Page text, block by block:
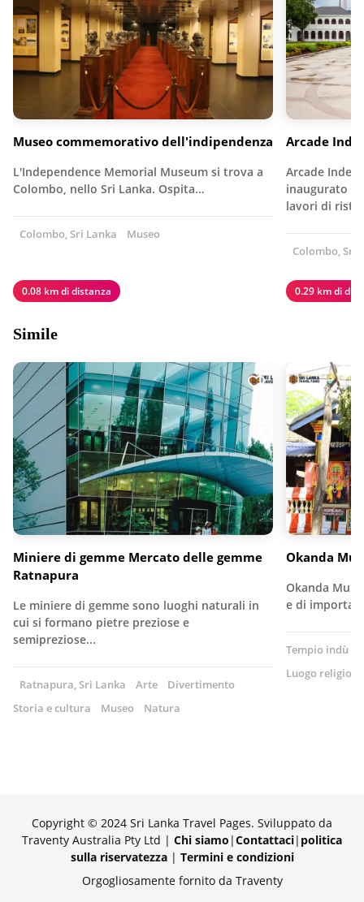
Museo commemorativo dell'indipendenza
L'Independence Memorial Museum si trova a
Colombo, nello Sri Lanka. Ospita…
Colombo, Sri Lanka Museo
0.08 km di distanza
Arcade
Arcade
inaugurato a
lavori di
Colombo, Sri
0.29 km di
Simile
Miniere di gemme Mercato delle gemme
Ratnapura
Le miniere di gemme sono luoghi naturali in
cui si formano pietre preziose e
semipreziose...
Ratnapura, Sri Lanka Arte
Divertimento
Storia e cultura
Museo Natura
Okanda
Okanda
e di
Tempio indù
Luogo religioso
Copyright © 2024 Sri Lanka Travel Pages. Sviluppato da
Traventy Australia Pty Ltd | Chi siamo |Contattaci| politica
sulla riservatezza| Termini e condizioni
Orgogliosamente fornito da Traventy